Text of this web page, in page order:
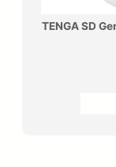
TENGA SD